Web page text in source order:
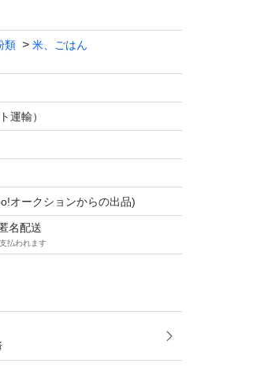
ます。
い致します。
類
米、ごはん
運輸）
オークションからの出品)
名配送
払われます